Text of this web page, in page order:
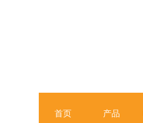
首页 产品